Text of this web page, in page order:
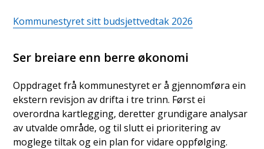
Kommunestyret sitt budsjettvedtak 2026
Ser breiare enn berre økonomi
Oppdraget frå kommunestyret er å gjennomføra ein
ekstern revisjon av drifta i tre trinn. Først ei
overordna kartlegging, deretter grundigare analysar
av utvalde område, og til slutt ei prioritering av
moglege tiltak og ein plan for vidare oppfølging.